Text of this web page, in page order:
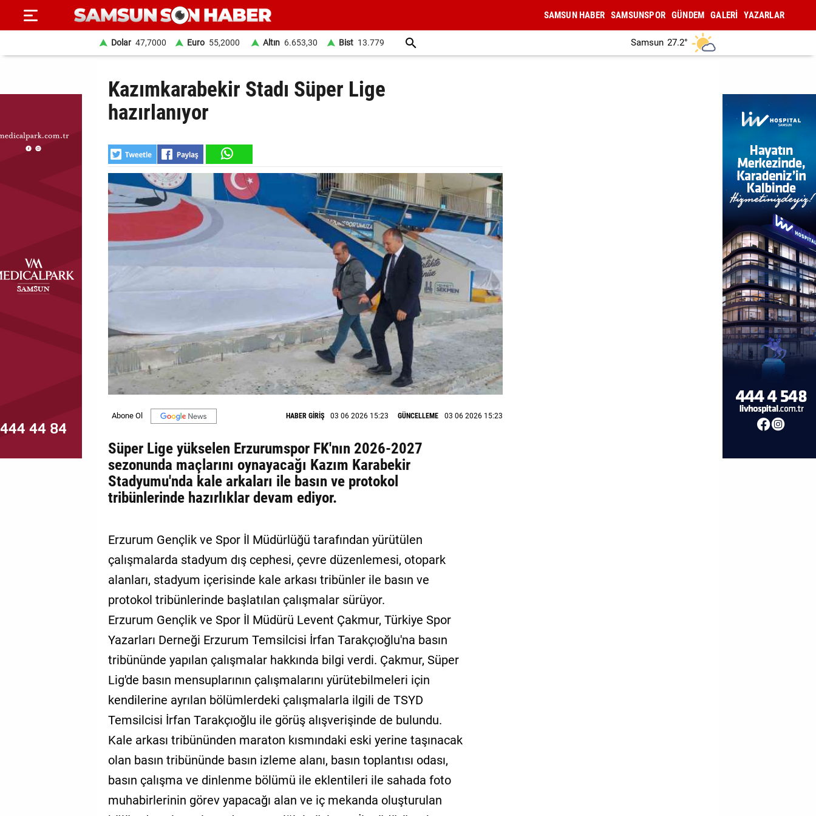
SAYFA
HABER
DÜNYA
MAGAZİN
Künye
İletişim
SAMSUN HABER SAMSUNSPOR GÜNDEM GALERİ YAZARLAR
Dolar 47,7000 Euro 55,2000 Altın 6.653,30 Bist 13.779 Samsun 27.2°
Kazımkarabekir Stadı Süper Lige
hazırlanıyor
HABER GİRİŞ 03 06 2026 15:23 GÜNCELLEME 03 06 2026 15:23
Süper Lige yükselen Erzurumspor FK'nın 2026-2027
sezonunda maçlarını oynayacağı Kazım Karabekir
Stadyumu'nda kale arkaları ile basın ve protokol
tribünlerinde hazırlıklar devam ediyor.
Erzurum Gençlik ve Spor İl Müdürlüğü tarafından yürütülen
çalışmalarda stadyum dış cephesi, çevre düzenlemesi, otopark
alanları, stadyum içerisinde kale arkası tribünler ile basın ve
protokol tribünlerinde başlatılan çalışmalar sürüyor.
Erzurum Gençlik ve Spor İl Müdürü Levent Çakmur, Türkiye Spor
Yazarları Derneği Erzurum Temsilcisi İrfan Tarakçıoğlu'na basın
tribününde yapılan çalışmalar hakkında bilgi verdi. Çakmur, Süper
Lig'de basın mensuplarının çalışmalarını yürütebilmeleri için
kendilerine ayrılan bölümlerdeki çalışmalarla ilgili de TSYD
Temsilcisi İrfan Tarakçıoğlu ile görüş alışverişinde de bulundu.
Kale arkası tribününden maraton kısmındaki eski yerine taşınacak
olan basın tribününde basın izleme alanı, basın toplantısı odası,
basın çalışma ve dinlenme bölümü ile eklentileri ile sahada foto
muhabirlerinin görev yapacağı alan ve iç mekanda oluşturulan